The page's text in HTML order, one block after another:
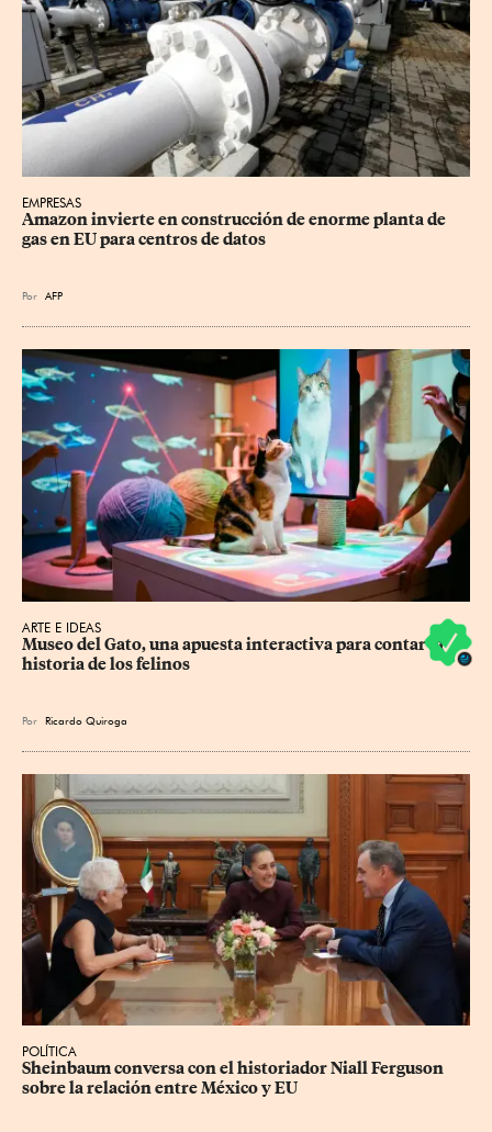
EMPRESAS
Amazon invierte en construcción de enorme planta de
gas en EU para centros de datos
Por AFP
ARTE E IDEAS
Museo del Gato, una apuesta interactiva para contar la
historia de los felinos
Por Ricardo Quiroga
POLÍTICA
Sheinbaum conversa con el historiador Niall Ferguson
sobre la relación entre México y EU